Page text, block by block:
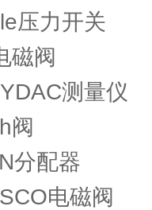
压力开关
磁阀
测量仪
阀
分配器
电磁阀